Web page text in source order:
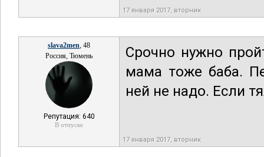
17 января 2017, вторник
slava2men, 48
Россия, Тюмень
Репутация: 640
В отпуске
Срочно нужно
мама тоже баба.
ней не надо. Если
17 января 2017, вторник